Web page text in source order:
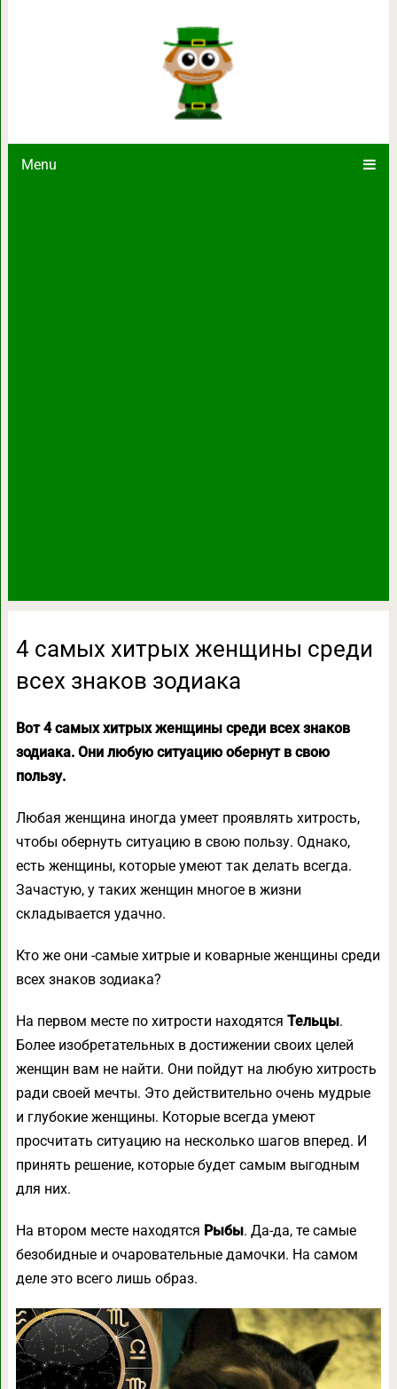
Menu
4 самых хитрых женщины
4 самых хитрых женщины среди
всех знаков зодиака
Вот 4 самых хитрых женщины среди всех знаков
зодиака. Они любую ситуацию обернут в свою
пользу.
Любая женщина иногда умеет проявлять хитрость,
чтобы обернуть ситуацию в свою пользу. Однако,
есть женщины, которые умеют так делать всегда.
Зачастую, у таких женщин многое в жизни
складывается удачно.
Кто же они -самые хитрые и коварные женщины среди
всех знаков зодиака?
На первом месте по хитрости находятся Тельцы.
Более изобретательных в достижении своих целей
женщин вам не найти. Они пойдут на любую хитрость
ради своей мечты. Это действительно очень мудрые
и глубокие женщины. Которые всегда умеют
просчитать ситуацию на несколько шагов вперед. И
принять решение, которые будет самым выгодным
для них.
На втором месте находятся Рыбы. Да-да, те самые
безобидные и очаровательные дамочки. На самом
деле это всего лишь образ.